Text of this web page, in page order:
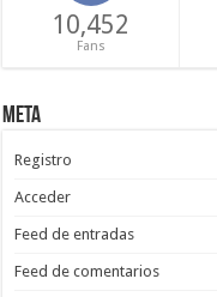
10,452
Fans
Meta
Registro
Acceder
Feed de entradas
Feed de comentarios